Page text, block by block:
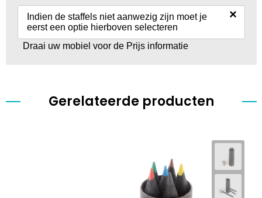
Indien de staffels niet aanwezig zijn moet je
eerst een optie hierboven selecteren
×
Draai uw mobiel voor de Prijs informatie
Gerelateerde producten